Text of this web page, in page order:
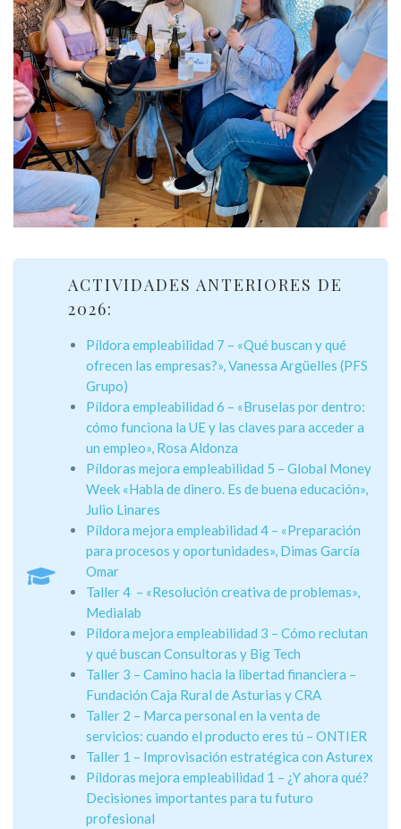
ACTIVIDADES ANTERIORES DE
2026:
Píldora empleabilidad 7 – «Qué buscan y qué
ofrecen las empresas?», Vanessa Argüelles (PFS
Grupo)
Píldora empleabilidad 6 – «Bruselas por dentro:
cómo funciona la UE y las claves para acceder a
un empleo», Rosa Aldonza
Píldoras mejora empleabilidad 5 – Global Money
Week «Habla de dinero. Es de buena educación»,
Julio Linares
Píldora mejora empleabilidad 4 – «Preparación
para procesos y oportunidades», Dimas García
Omar
Taller 4 – «Resolución creativa de problemas»,
Medialab
Píldora mejora empleabilidad 3 – Cómo reclutan
y qué buscan Consultoras y Big Tech
Taller 3 – Camino hacia la libertad financiera –
Fundación Caja Rural de Asturias y CRA
Taller 2 – Marca personal en la venta de
servicios: cuando el producto eres tú – ONTIER
Taller 1 – Improvisación estratégica con Asturex
Píldoras mejora empleabilidad 1 – ¿Y ahora qué?
Decisiones importantes para tu futuro
profesional